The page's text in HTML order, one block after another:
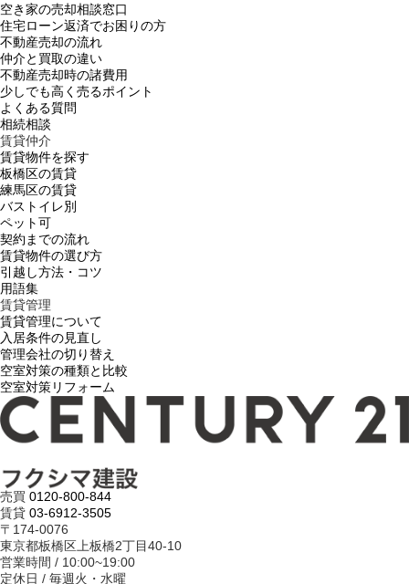
空き家の売却相談窓口
住宅ローン返済でお困りの方
不動産売却の流れ
仲介と買取の違い
不動産売却時の諸費用
少しでも高く売るポイント
よくある質問
相続相談
賃貸仲介
賃貸物件を探す
板橋区の賃貸
練馬区の賃貸
バストイレ別
ペット可
契約までの流れ
賃貸物件の選び方
引越し方法・コツ
用語集
賃貸管理
賃貸管理について
入居条件の見直し
管理会社の切り替え
空室対策の種類と比較
空室対策リフォーム
売買 0120-800-844
賃貸 03-6912-3505
〒174-0076
東京都板橋区上板橋2丁目40-10
営業時間 / 10:00~19:00
定休日 / 毎週火・水曜